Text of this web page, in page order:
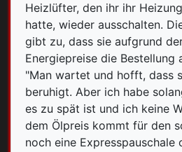
Heizlüfter, den ihr ihr
hatte, wieder ausschalten.
gibt zu, dass sie aufgrund
Energiepreise die Bestellung
"Man wartet und hofft, dass
beruhigt. Aber ich habe
es zu spät ist und ich keine
dem Ölpreis kommt für den
noch eine Expresspauschale